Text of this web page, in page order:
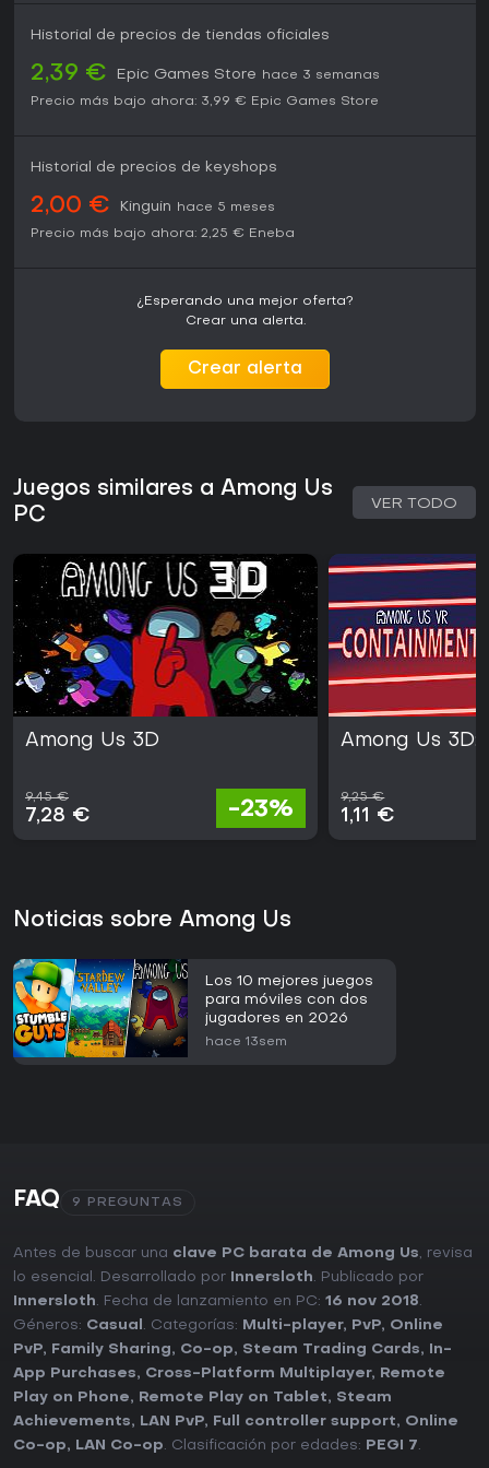
Historial de precios de tiendas oficiales
2,39 € Epic Games Store
hace 3 semanas
Precio más bajo ahora: 3,99 € Epic Games Store
Historial de precios de keyshops
2,00 € Kinguin
hace 5 meses
Precio más bajo ahora: 2,25 € Eneba
¿Esperando una mejor oferta?
Crear una alerta.
Crear alerta
Juegos similares a Among Us
PC
VER TODO
Among Us 3D
9,45 €
7,28 € -23%
Among Us 3D:
9,25 €
1,11 €
Noticias sobre Among Us
Los 10 mejores juegos
para móviles con dos
jugadores en 2026
hace 13sem
FAQ 9 PREGUNTAS
Antes de buscar una clave PC barata de Among Us, revisa
lo esencial. Desarrollado por
Innersloth. Publicado por
Innersloth. Fecha de lanzamiento en PC: 16 nov 2018.
Géneros: Casual . Categorías: Multi-player, PvP, Online
PvP, Family Sharing, Co-op, Steam Trading Cards,
In-
App Purchases, Cross-Platform Multiplayer,
Remote
Play on Phone, Remote Play on Tablet, Steam
Achievements, LAN PvP, Full controller support, Online
Co-op, LAN Co-op. Clasificación por edades: PEGI 7.